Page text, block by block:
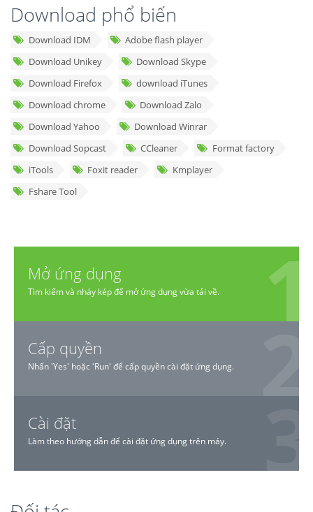
Download phổ biến
Download IDM
Adobe flash player
Download Unikey
Download Skype
Download Firefox
download iTunes
Download chrome
Download Zalo
Download Yahoo
Download Winrar
Download Sopcast
CCleaner
Format factory
iTools
Foxit reader
Kmplayer
Fshare Tool
Mở ứng dụng
Tìm kiếm và nháy kép để mở ứng dụng vừa tải về.
Cấp quyền
Nhấn 'Yes' hoặc 'Run' để cấp quyền cài đặt ứng dụng.
Cài đặt
Làm theo hướng dẫn để cài đặt ứng dụng trên máy.